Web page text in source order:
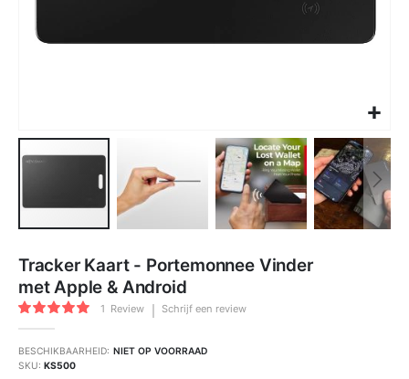
het
begin
van
de
afbeeldingen-
gallerij
Tracker Kaart - Portemonnee Vinder
met Apple & Android
Waardering:
100 100
1 Review Schrijf een review
BESCHIKBAARHEID: NIET OP VOORRAAD
SKU KS500